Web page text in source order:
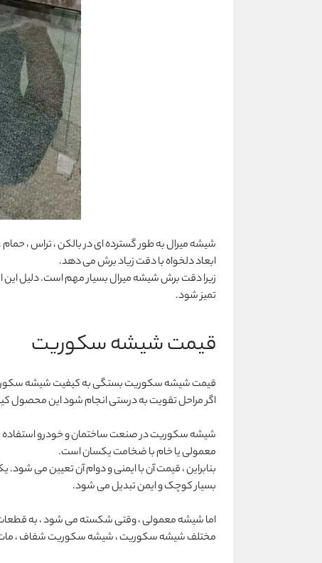
ابعاد دلخواه با دقت زیاد برش می دهد.
زیرا دقت برش شیشه میرال بسیار مهم است. دلیل این
تمیز شود.
قیمت شیشه سکوریت
قیمت شیشه سکوریت بستگی به کیفیت شیشه سکوریت
اگر مراحل تقویت به درستی انجام شود این محصول
معمولی یا خام با ضخامت یکسان است.
بنابراین ، قیمت آن با ایمنی و دوام آن تعیین می
بسیار کوچک و ایمن تبدیل می شود.
اما شیشه معمولی ، وقتی شکسته می شود ، به
مختلف شیشه سکوریت ، شیشه سکوریت شفاف ،